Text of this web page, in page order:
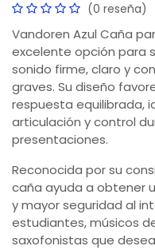
(0 reseña)
Vandoren Azul Caña
excelente opción para
sonido firme, claro y
graves. Su diseño
respuesta equilibrada,
articulación y control
presentaciones.
Reconocida por su
caña ayuda a obtener
y mayor seguridad al
estudiantes, músicos
saxofonistas que